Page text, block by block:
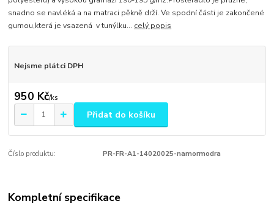
snadno se navléká a na matraci pěkně drží. Ve spodní části je zakončené
gumou,která je vsazená v tunýlku... celý popis
Nejsme plátci DPH
950 Kč/ks
Přidat do košíku
Číslo produktu: PR-FR-A1-14020025-namormodra
Kompletní specifikace